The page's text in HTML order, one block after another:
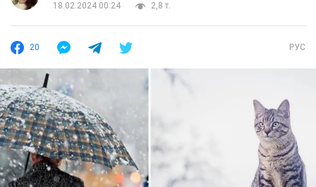
18.02.2024 00:24
2,8 т.
20 РУС